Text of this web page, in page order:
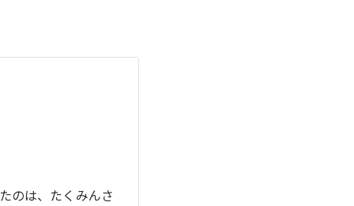
のは、たくみんさ